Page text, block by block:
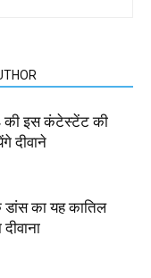
की इस कंटेस्टेंट की
दीवाने
डांस का यह कातिल